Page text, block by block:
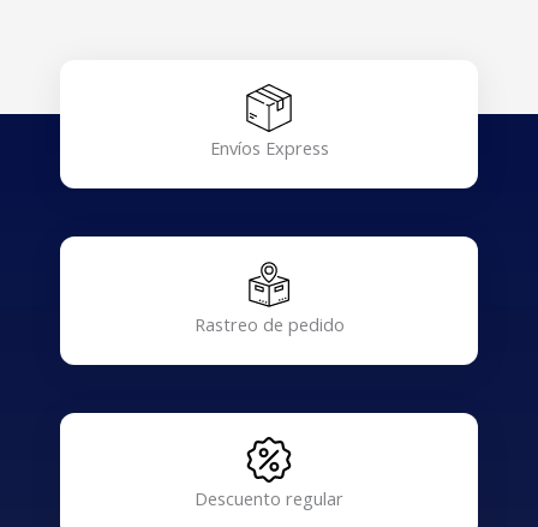
Envíos Express
Rastreo de pedido
Descuento regular